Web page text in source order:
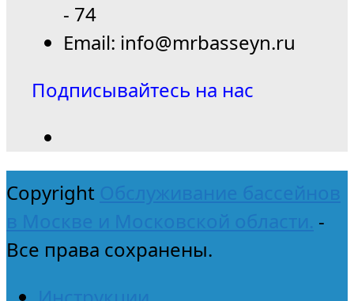
- 74
Email: info@mrbasseyn.ru
Подписывайтесь на нас
Copyright Обслуживание бассейнов
в Москве и Московской области. -
Все права сохранены.